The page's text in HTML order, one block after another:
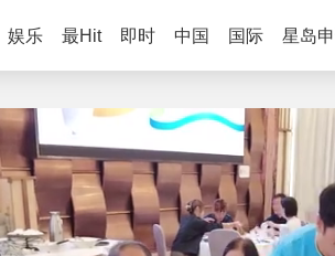
娱乐 最Hit 即时 中国 国际 星岛